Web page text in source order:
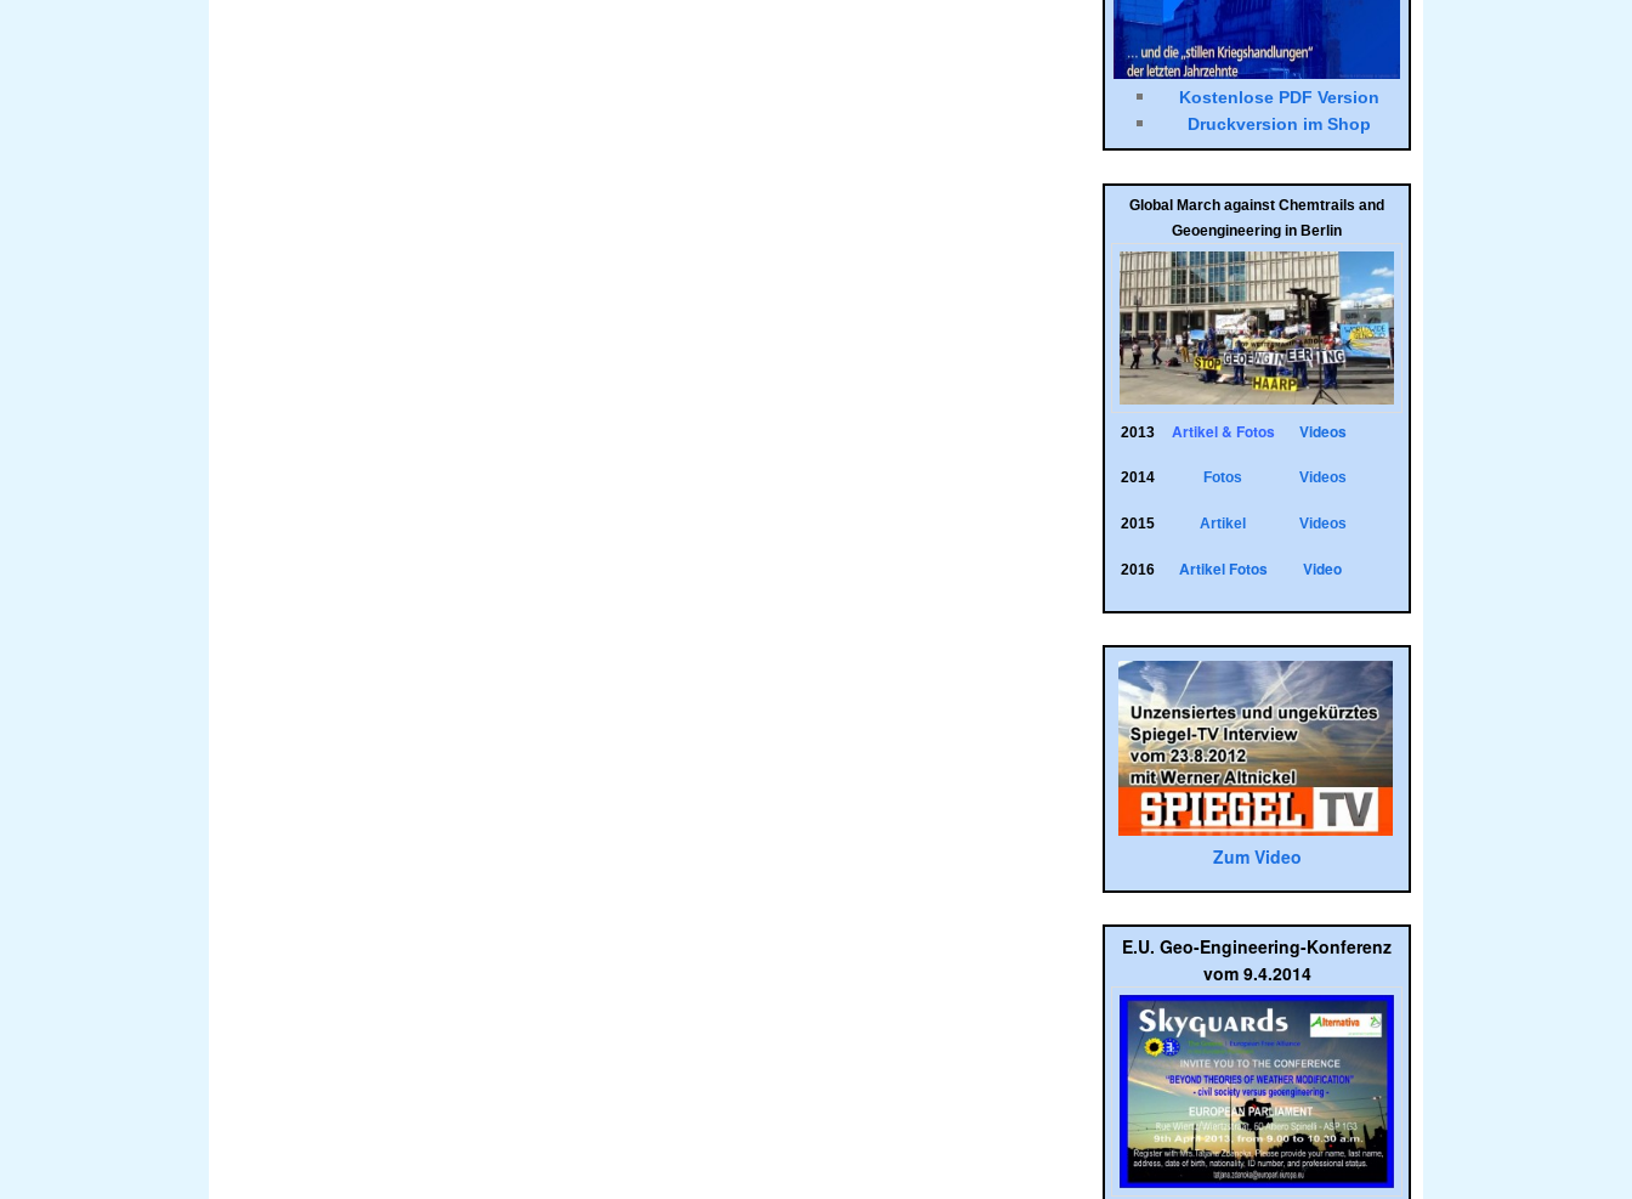
Kostenlose PDF Version
Druck­ver­sion im Shop
Global March against Chemtrails and
Geoengineering in Berlin
2013 Artikel & Fotos Videos
2014 Fotos Videos
2015 Artikel Videos
2016 Artikel Fotos Video
Zum Video
E.U. Geo-Engineering-Konferenz
vom 9.4.2014